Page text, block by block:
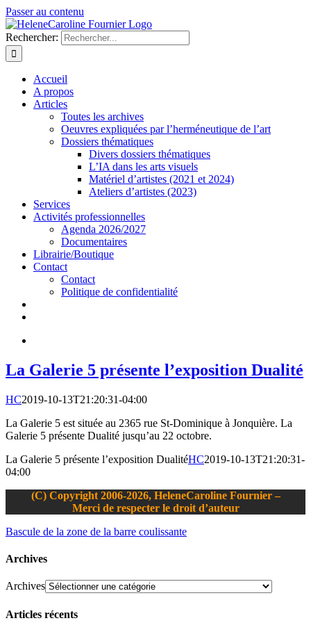
Passer au contenu
Rechercher:
Accueil
A propos
Articles
Toutes les archives
Oeuvres expliquées par l’herméneutique de l’art
Dossiers thématiques
Divers dossiers thématiques
L’IA dans les arts visuels
Matériel d’artistes (2021 et 2024)
Ateliers d’artistes (2023)
Services
Activités professionnelles
Agenda 2026/2027
Documentaires
Librairie/Boutique
Contact
Contact
Politique de confidentialité
La Galerie 5 présente l’exposition Dualité
HC2019-10-13T21:20:31-04:00
La Galerie 5 est située au 2365 rue St-Dominique à Jonquière. La
Galerie 5 présente Dualité jusqu’au 22 octobre.
La Galerie 5 présente l’exposition DualitéHC2019-10-13T21:20:31-
04:00
(C) Copyright 2006-2026, HeleneCaroline Fournier –
Merci de respecter le droit d’auteur
Bascule de la zone de la barre coulissante
Archives
Archives
Articles récents